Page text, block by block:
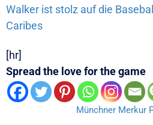
Walker ist stolz auf die
Caribes
[hr]
Spread the love for the game
Münchner Merkur